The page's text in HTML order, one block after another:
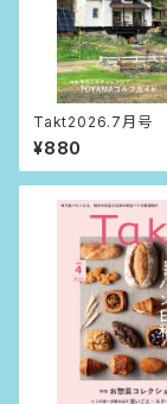
Takt2026.7月号
¥880